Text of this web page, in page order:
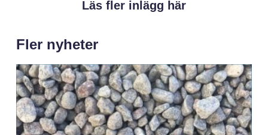
Läs fler inlägg här
Fler nyheter